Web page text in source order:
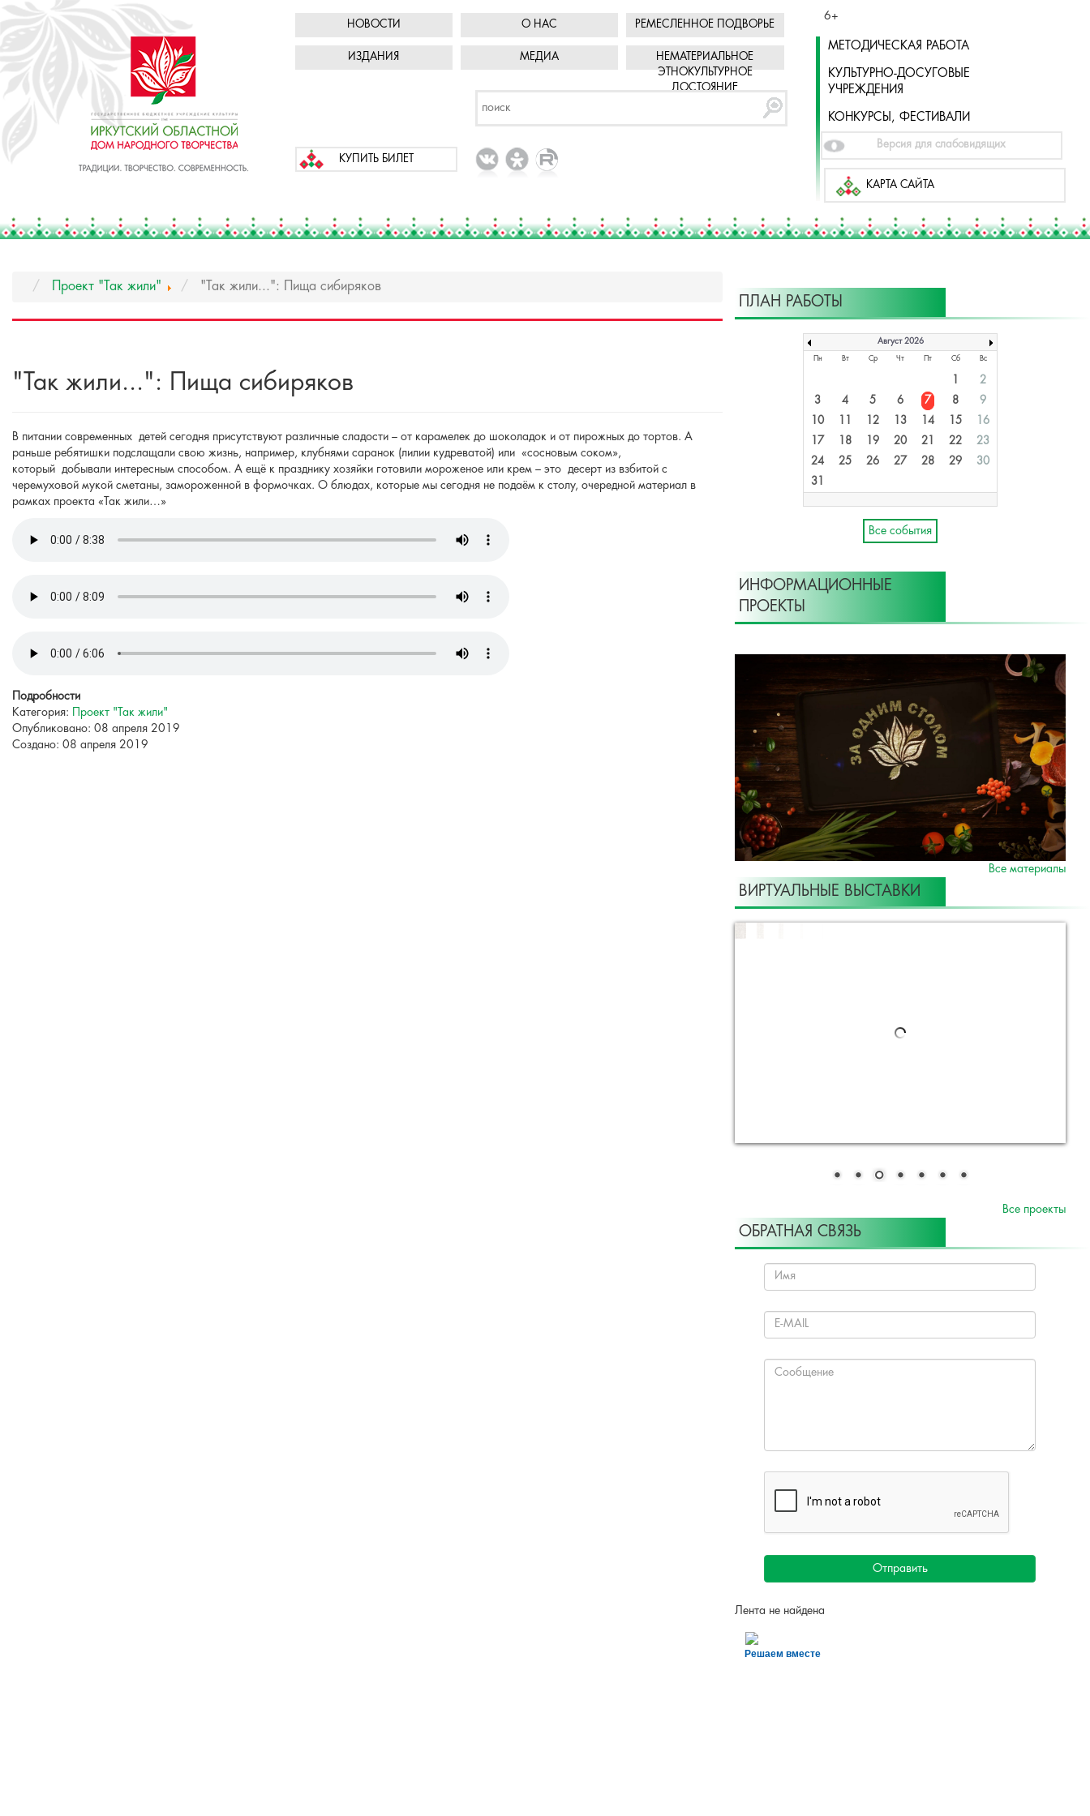
НОВОСТИ О НАС РЕМЕСЛЕННОЕ ПОДВОРЬЕ
ИЗДАНИЯ МЕДИА
НЕМАТЕРИАЛЬНОЕ
ЭТНОКУЛЬТУРНОЕ
ДОСТОЯНИЕ
КУПИТЬ БИЛЕТ
6+
МЕТОДИЧЕСКАЯ РАБОТА
КУЛЬТУРНО-ДОСУГОВЫЕ
УЧРЕЖДЕНИЯ
КОНКУРСЫ, ФЕСТИВАЛИ
Версия для слабовидящих
КАРТА САЙТА
Проект "Так жили" "Так жили...": Пища сибиряков
"Так жили...": Пища сибиряков
В питании современных детей сегодня присутствуют различные сладости – от карамелек до шоколадок и от пирожных до тортов. А
раньше ребятишки подслащали свою жизнь, например, клубнями саранок (лилии кудреватой) или «сосновым соком»,
который добывали интересным способом. А ещё к празднику хозяйки готовили мороженое или крем – это десерт из взбитой с
черемуховой мукой сметаны, замороженной в формочках. О блюдах, которые мы сегодня не подаём к столу, очередной материал в
рамках проекта «Так жили…»
Подробности
Категория:
Проект "Так жили"
Опубликовано: 08 апреля 2019
Создано: 08 апреля 2019
ПЛАН РАБОТЫ
Август 2026
Пн Вт Ср Чт Пт Сб Вс
1
2
3
4 5 6 7 8
9
10
11 12 13 14 15
16
17
18 19 20 21 22
23
24
25 26 27 28 29
30
31
Все события
ИНФОРМАЦИОННЫЕ
ПРОЕКТЫ
Все материалы
ВИРТУАЛЬНЫЕ ВЫСТАВКИ
Решаем вместе